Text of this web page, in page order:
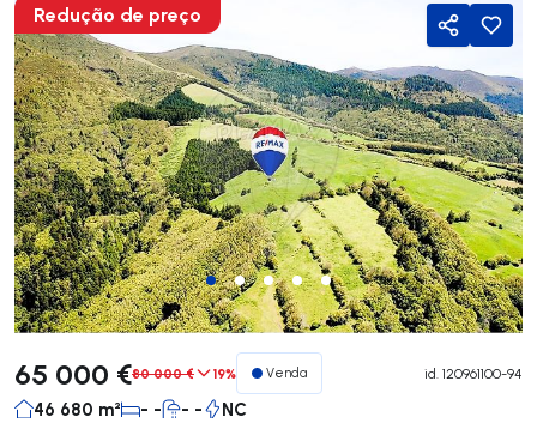
Redução de preço
Partilhar
65 000 €80 000 € 19% Venda id. 120961100-94
46 680 m² - - - - NC